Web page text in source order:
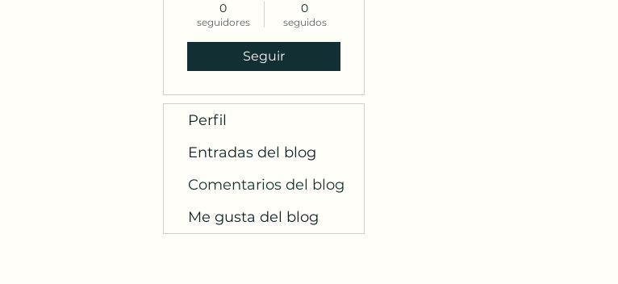
0
seguidores
0
seguidos
Seguir
Perfil
Entradas del blog
Comentarios del blog
Me gusta del blog